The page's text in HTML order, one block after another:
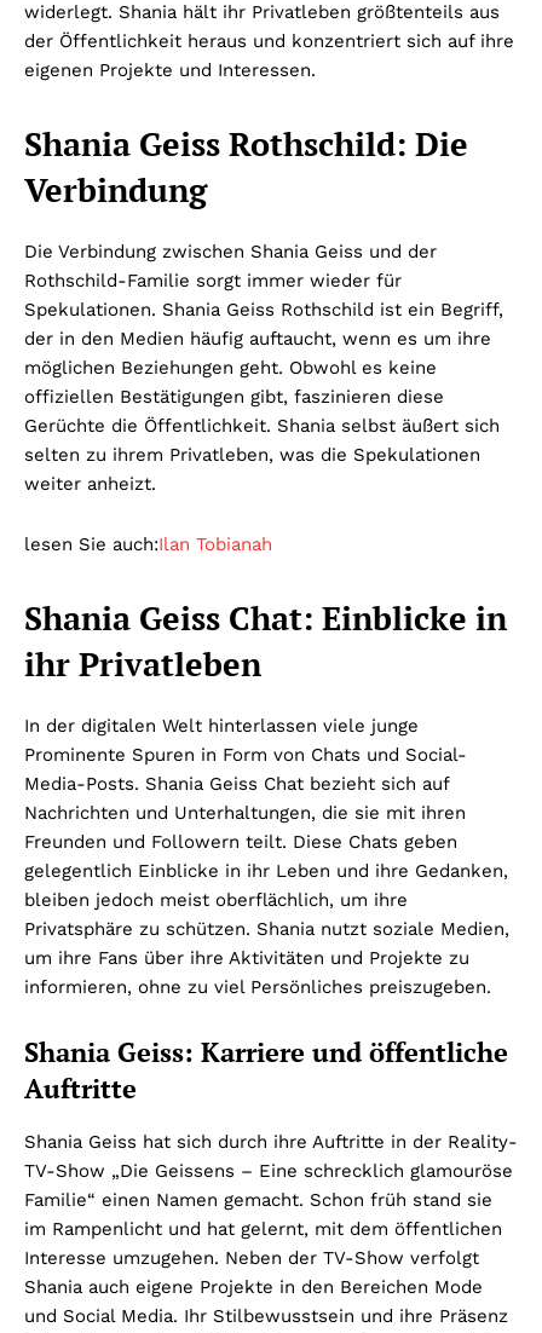
widerlegt. Shania hält ihr Privatleben größtenteils aus
der Öffentlichkeit heraus und konzentriert sich auf ihre
eigenen Projekte und Interessen.
Shania Geiss Rothschild: Die
Verbindung
Die Verbindung zwischen Shania Geiss und der
Rothschild-Familie sorgt immer wieder für
Spekulationen. Shania Geiss Rothschild ist ein Begriff,
der in den Medien häufig auftaucht, wenn es um ihre
möglichen Beziehungen geht. Obwohl es keine
offiziellen Bestätigungen gibt, faszinieren diese
Gerüchte die Öffentlichkeit. Shania selbst äußert sich
selten zu ihrem Privatleben, was die Spekulationen
weiter anheizt.
lesen Sie auch:Ilan Tobianah
Shania Geiss Chat: Einblicke in
ihr Privatleben
In der digitalen Welt hinterlassen viele junge
Prominente Spuren in Form von Chats und Social-
Media-Posts. Shania Geiss Chat bezieht sich auf
Nachrichten und Unterhaltungen, die sie mit ihren
Freunden und Followern teilt. Diese Chats geben
gelegentlich Einblicke in ihr Leben und ihre Gedanken,
bleiben jedoch meist oberflächlich, um ihre
Privatsphäre zu schützen. Shania nutzt soziale Medien,
um ihre Fans über ihre Aktivitäten und Projekte zu
informieren, ohne zu viel Persönliches preiszugeben.
Shania Geiss: Karriere und öffentliche
Auftritte
Shania Geiss hat sich durch ihre Auftritte in der Reality-
TV-Show „Die Geissens – Eine schrecklich glamouröse
Familie“ einen Namen gemacht. Schon früh stand sie
im Rampenlicht und hat gelernt, mit dem öffentlichen
Interesse umzugehen. Neben der TV-Show verfolgt
Shania auch eigene Projekte in den Bereichen Mode
und Social Media. Ihr Stilbewusstsein und ihre Präsenz